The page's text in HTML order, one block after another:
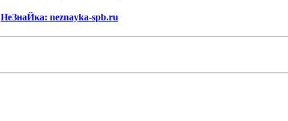
НеЗнаЙка: neznayka-spb.ru